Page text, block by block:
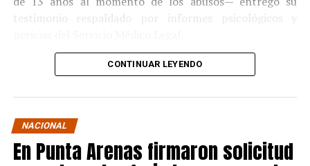
testimonio respaldado por informes psicológicos y
Ante la contundencia de los antecedentes, el imputado
aceptó los cargosen un procedimiento abreviado,
La condena y el cumplimiento en libertad
ElJuzgado de Garantía de Castrodictó sentencia en
noviembre de 2021, condenando a Pedro Montecinos a
CONTINUAR LEYENDO
NACIONAL
En Punta Arenas firmaron solicitud